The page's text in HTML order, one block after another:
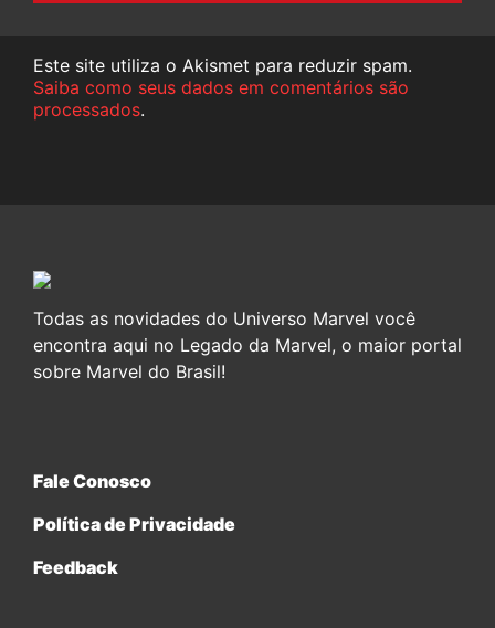
Este site utiliza o Akismet para reduzir spam.
Saiba como seus dados em comentários são
processados.
Todas as novidades do Universo Marvel você
encontra aqui no Legado da Marvel, o maior portal
sobre Marvel do Brasil!
Fale Conosco
Política de Privacidade
Feedback